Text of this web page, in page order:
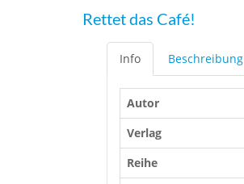
Rettet das Café!
Info Beschreibung
Autor
Verlag
Reihe